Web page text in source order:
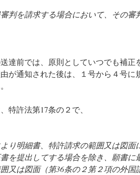
を請求する場合において、その審
達前では、原則としていつでも補正
が通知された後は、１号から４号に
特許法第17条の２で、
り明細書、特許請求の範囲又は図面
を提出してする場合を除き、願書に
又は図面（第36条の２第２項の外国